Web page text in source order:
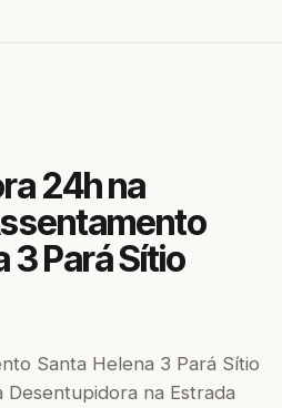
24h na
3 Pará Sítio
Santa Helena 3 Pará Sítio
Desentupidora na Estrada